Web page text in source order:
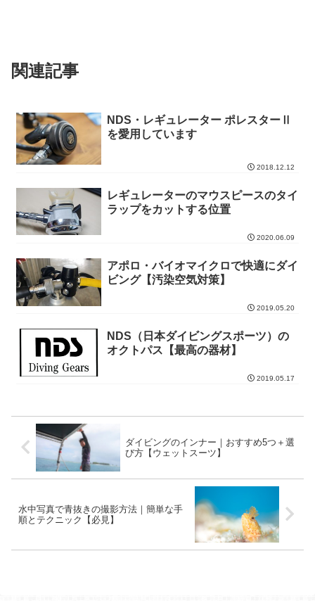
関連記事
NDS・レギュレーター ポレスターⅡ
を愛用しています
2018.12.12
レギュレーターのマウスピースのタイ
ラップをカットする位置
2020.06.09
アポロ・バイオマイクロで快適にダイ
ビング【汚染空気対策】
2019.05.20
NDS（日本ダイビングスポーツ）の
オクトパス【最高の器材】
2019.05.17
ダイビングのインナー｜おすすめ5つ＋選
び方【ウェットスーツ】
水中写真で青抜きの撮影方法｜簡単な手
順とテクニック【必見】